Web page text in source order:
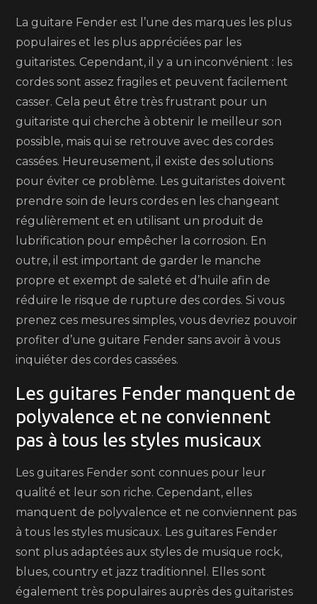
La guitare Fender est l’une des marques les plus
populaires et les plus appréciées par les
guitaristes. Cependant, il y a un inconvénient : les
cordes sont assez fragiles et peuvent facilement
casser. Cela peut être très frustrant pour un
guitariste qui cherche à obtenir le meilleur son
possible, mais qui se retrouve avec des cordes
cassées. Heureusement, il existe des solutions
pour éviter ce problème. Les guitaristes doivent
prendre soin de leurs cordes en les changeant
régulièrement et en utilisant un produit de
lubrification pour empêcher la corrosion. En
outre, il est important de garder le manche
propre et exempt de saleté et d’huile afin de
réduire le risque de rupture des cordes. Si vous
prenez ces mesures simples, vous devriez pouvoir
profiter d’une guitare Fender sans avoir à vous
inquiéter des cordes cassées.
Les guitares Fender manquent de
polyvalence et ne conviennent
pas à tous les styles musicaux
Les guitares Fender sont connues pour leur
qualité et leur son riche. Cependant, elles
manquent de polyvalence et ne conviennent pas
à tous les styles musicaux. Les guitares Fender
sont plus adaptées aux styles de musique rock,
blues, country et jazz traditionnel. Elles sont
également très populaires auprès des guitaristes